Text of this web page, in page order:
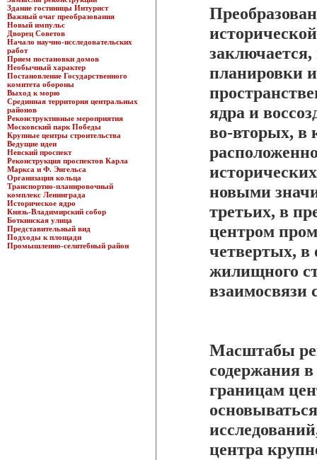
Здание гостиницы Интурист
Важный очаг преобразования
Новый импульс
Дворец Советов
Начало научно-исследовательских
работ
Прием постановки домов
Необычный характер
Постановление Государственного
комитета обороны
Выход к морю
Срединная территория центральных
районов
Реконструктивные мероприятия
Московский парк Победы
Крупные центры строительства
Ведущие идеи
Невский проспект
Реконструкция проспектов Карла
Маркса и Ф. Энгельса
Организация кольца
Транспортно-планировочный
комплекс Ленинграда
Историческое ядро
Князь-Владимирский собор
Боткинская улица
Представительный вид
Подходы к площади
Промышленно-селитебный район
планировки
ядра и
во-вторых, в
новыми
третьих, в
центром
четвертых, в
жилищного
взаимосвязи
Масштабы
содержания
границам
центра